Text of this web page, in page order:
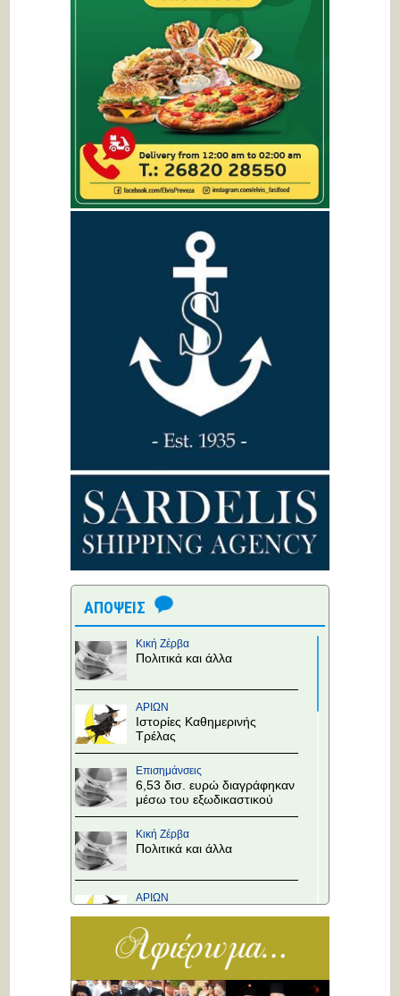
ΑΠΟΨΕΙΣ
Κική Ζέρβα
Πολιτικά και άλλα
ΑΡΙΩΝ
Ιστορίες Καθημερινής
Τρέλας
Επισημάνσεις
6,53 δισ. ευρώ διαγράφηκαν
μέσω του εξωδικαστικού
Κική Ζέρβα
Πολιτικά και άλλα
ΑΡΙΩΝ
Τρέλας
Επισημάνσεις
στους κόμβους!